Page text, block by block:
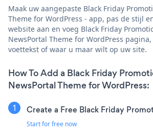
Maak uw aangepaste Black Friday
Theme for WordPress - app, pas de stijl
website aan en voeg Black Friday
NewsPortal Theme for WordPress
voettekst of waar u maar wilt op uw site.
How To Add a Black Friday
NewsPortal Theme for WordPress:
Create a Free Black Friday
Start for free now